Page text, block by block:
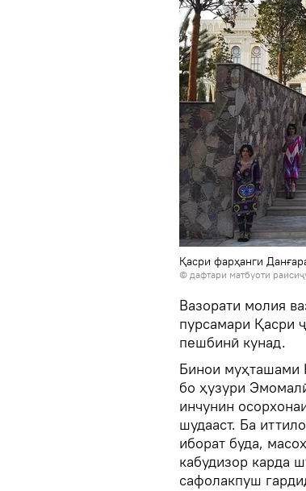
Қасри фарҳанги
© дафтари матбуоти
Вазорати молия
пурсамари Қасри
пешбинӣ кунад.
Бинои муҳташами
бо ҳузури
инчунин
шудааст. Ба
иборат буда,
кабудизор карда
сафолакпуш